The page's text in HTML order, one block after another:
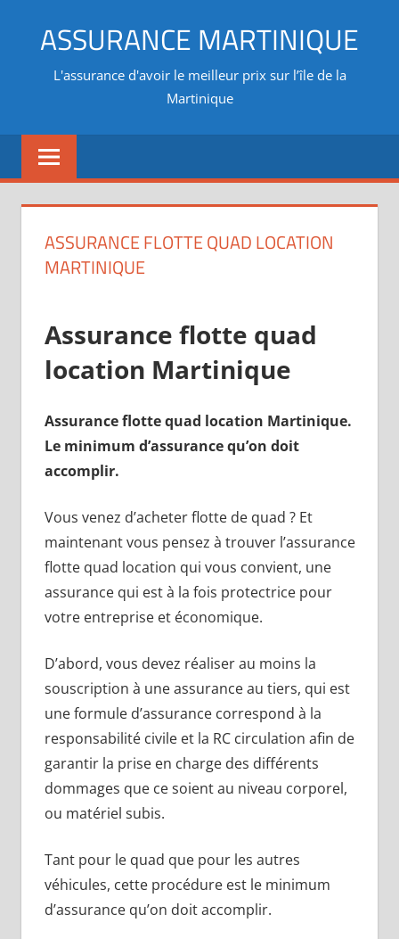
ASSURANCE MARTINIQUE
L'assurance d'avoir le meilleur prix sur l’île de la
Martinique
ASSURANCE FLOTTE QUAD LOCATION
MARTINIQUE
Assurance flotte quad
location Martinique
Assurance flotte quad location Martinique.
Le minimum d’assurance qu’on doit
accomplir.
Vous venez d’acheter flotte de quad ? Et
maintenant vous pensez à trouver l’assurance
flotte quad location qui vous convient, une
assurance qui est à la fois protectrice pour
votre entreprise et économique.
D’abord, vous devez réaliser au moins la
souscription à une assurance au tiers, qui est
une formule d’assurance correspond à la
responsabilité civile et la RC circulation afin de
garantir la prise en charge des différents
dommages que ce soient au niveau corporel,
ou matériel subis.
Tant pour le quad que pour les autres
véhicules, cette procédure est le minimum
d’assurance qu’on doit accomplir.